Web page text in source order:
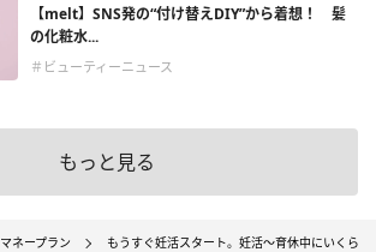
【melt】SNS発の“付け替えDIY”から着想！ 髪
の化粧水...
＃ビューティーニュース
もっと見る
マネープラン もうすぐ妊活スタート。妊活～育休中にいくらあ